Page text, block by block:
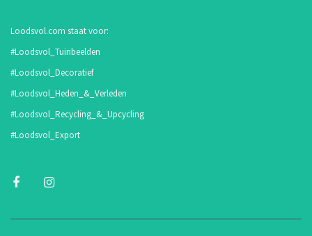
Loodsvol.com staat voor:
#Loodsvol_Tuinbeelden
#Loodsvol_Decoratief
#Loodsvol_Heden_&_Verleden
#Loodsvol_Recycling_&_Upcycling
#Loodsvol_Export